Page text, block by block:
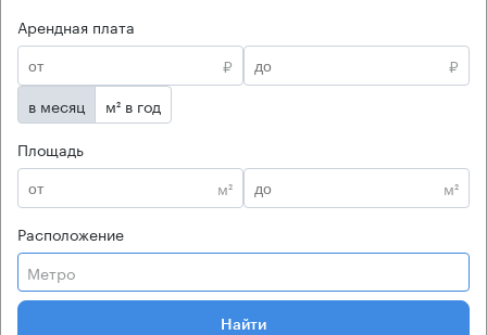
Арендная плата
₽
₽
в месяц
м² в год
Площадь
м²
м²
Расположение
Метро
Найти